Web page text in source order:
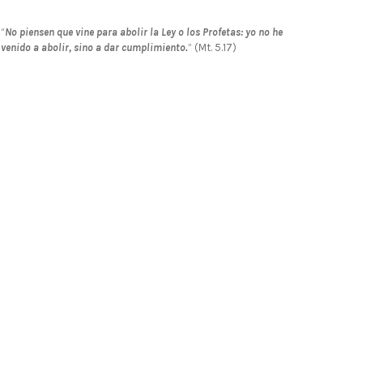
“No piensen que vine para abolir la Ley o los Profetas: yo no he
venido a abolir, sino a dar cumplimiento.” (Mt. 5.17)